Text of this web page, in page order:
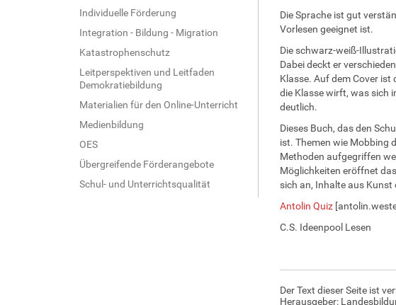
Individuelle Förderung
Integration - Bildung - Migration
Katastrophenschutz
Leitperspektiven und Leitfaden
Demokratiebildung
Materialien für den Online-Unterricht
Medienbildung
OES
Übergreifende Förderangebote
Schul- und Unterrichtsqualität
Die Sprache ist gut
Vorlesen geeignet ist.
Die schwarz-weiß-
Dabei deckt er
Klasse. Auf dem Cover
die Klasse wirft, was sich
deutlich.
Dieses Buch, das den
ist. Themen wie Mobbing
Methoden aufgegriffen
Möglichkeiten eröffnet
sich an, Inhalte aus Kunst
Antolin Quiz
C.S. Ideenpool Lesen
Der Text dieser Seite ist
Herausgeber: